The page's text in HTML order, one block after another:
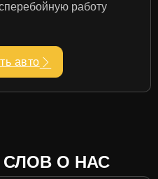
работу
авто
О НАС